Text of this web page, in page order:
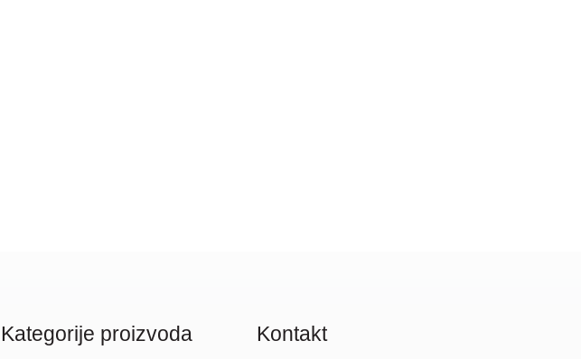
Kategorije proizvoda Kontakt